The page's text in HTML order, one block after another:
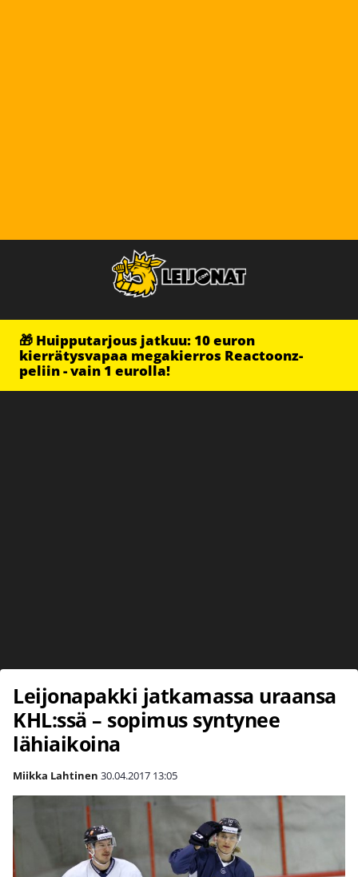
🎁 Huipputarjous jatkuu: 10 euron
kierrätysvapaa megakierros Reactoonz-
peliin - vain 1 eurolla!
Leijonapakki jatkamassa uraansa
KHL:ssä – sopimus syntynee
lähiaikoina
Miikka Lahtinen 30.04.2017 13:05